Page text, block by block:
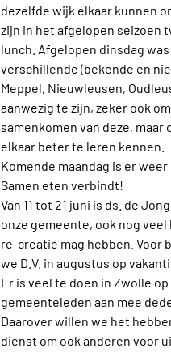
dezelfde wijk elkaar kunnen
zijn in het afgelopen seizoen
lunch. Afgelopen dinsdag
verschillende (bekende en
Meppel, Nieuwleusen,
aanwezig te zijn, zeker ook
samenkomen van deze,
elkaar beter te leren kennen.
Komende maandag is er
Samen eten verbindt!
Van 11 tot 21 juni is ds. de
onze gemeente, ook nog
re-creatie mag hebben. Voor
we D.V. in augustus op
Er is veel te doen in Zwolle
gemeenteleden aan mee
Daarover willen we het
dienst om ook anderen voor